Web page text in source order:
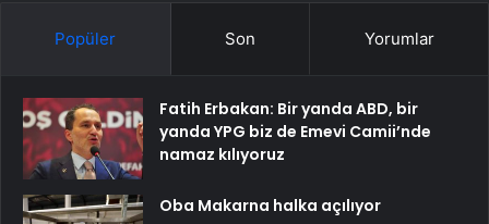
Popüler Son Yorumlar
Fatih Erbakan: Bir yanda ABD, bir
yanda YPG biz de Emevi Camii’nde
namaz kılıyoruz
Oba Makarna halka açılıyor